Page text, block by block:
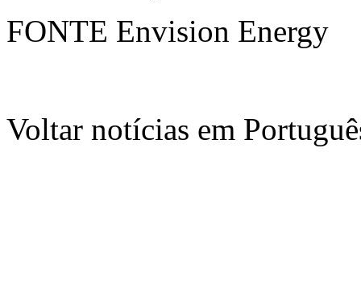
FONTE Envision Energy
Voltar notícias em